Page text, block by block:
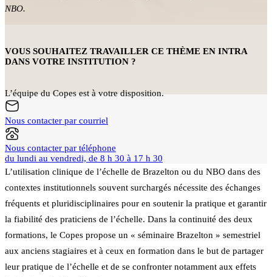
NBO.
VOUS SOUHAITEZ TRAVAILLER CE THÈME EN INTRA
DANS VOTRE INSTITUTION ?
L’équipe du Copes est à votre disposition.
Nous contacter par courriel
Nous contacter par téléphone
du lundi au vendredi, de 8 h 30 à 17 h 30
L’utilisation clinique de l’échelle de Brazelton ou du NBO dans des
contextes institutionnels souvent surchargés nécessite des échanges
fréquents et pluridisciplinaires pour en soutenir la pratique et garantir
la fiabilité des praticiens de l’échelle. Dans la continuité des deux
formations, le Copes propose un « séminaire Brazelton » semestriel
aux anciens stagiaires et à ceux en formation dans le but de partager
leur pratique de l’échelle et de se confronter notamment aux effets